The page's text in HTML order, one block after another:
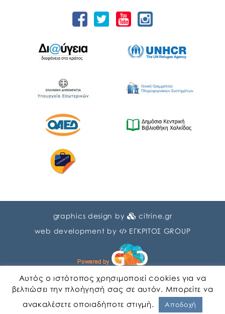
graphics design by
citrine.gr
web development by
ΕΓΚΡΙΤΟΣ GROUP
Αυτός ο ιστότοπος χρησιμοποιεί cookies για να
βελτιώσει την πλοήγησή σας σε αυτόν. Μπορείτε να
ανακαλέσετε οποιαδήποτε στιγμή.
Αποδοχή
Αγγλικα Ελληνικα